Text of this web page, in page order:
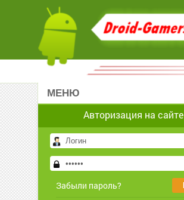
МЕНЮ
Авторизация на сайте
Забыли пароль?